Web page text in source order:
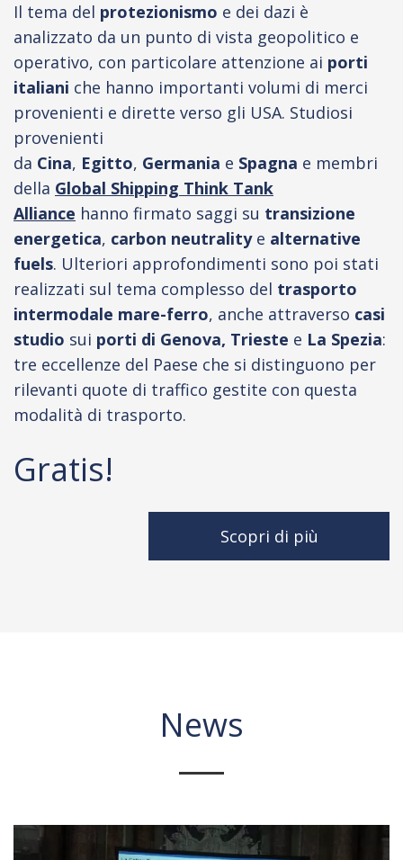
Il tema del protezionismo e dei dazi è
analizzato da un punto di vista geopolitico e
operativo, con particolare attenzione ai porti
italiani che hanno importanti volumi di merci
provenienti e dirette verso gli USA. Studiosi
provenienti
da Cina, Egitto, Germania e Spagna e membri
della Global Shipping Think Tank
Alliance hanno firmato saggi su transizione
energetica, carbon neutralitye alternative
fuels. Ulteriori approfondimenti sono poi stati
realizzati sul tema complesso del trasporto
intermodale mare-ferro, anche attraverso casi
studio sui porti di Genova, Trieste e La Spezia:
tre eccellenze del Paese che si distinguono per
rilevanti quote di traffico gestite con questa
modalità di trasporto.
Gratis!
Scopri di più
News